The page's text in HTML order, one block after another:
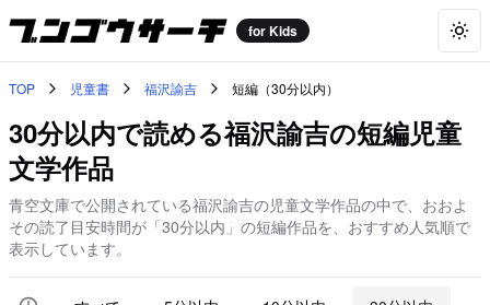
for Kids
TOP 児童書 福沢諭吉 短編（30分以内）
30分以内で読める福沢諭吉の短編児童
文学作品
青空文庫で公開されている福沢諭吉の児童文学作品の中で、おおよ
その読了目安時間が「30分以内」の短編作品を、おすすめ人気順で
表示しています。